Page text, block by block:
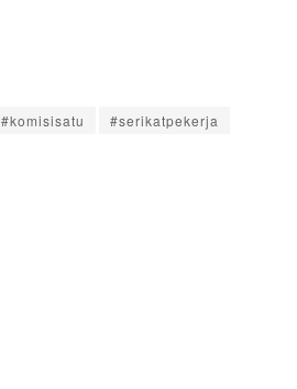
#komisisatu
#serikatpekerja